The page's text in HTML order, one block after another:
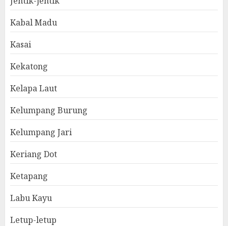
Kabal Madu
Kasai
Kekatong
Kelapa Laut
Kelumpang Burung
Kelumpang Jari
Keriang Dot
Ketapang
Labu Kayu
Letup-letup